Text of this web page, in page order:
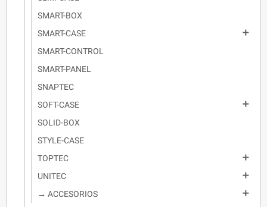
SMART-BOX
SMART-CASE

SMART-CONTROL
SMART-PANEL
SNAPTEC
SOFT-CASE

SOLID-BOX
STYLE-CASE
TOPTEC

UNITEC

→ ACCESORIOS
